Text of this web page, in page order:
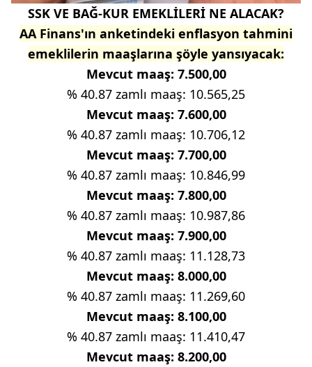
SSK VE BAĞ-KUR EMEKLİLERİ NE ALACAK?
AA Finans'ın anketindeki enflasyon tahmini
emeklilerin maaşlarına şöyle yansıyacak:
Mevcut maaş: 7.500,00
% 40.87 zamlı maaş: 10.565,25
Mevcut maaş: 7.600,00
% 40.87 zamlı maaş: 10.706,12
Mevcut maaş: 7.700,00
% 40.87 zamlı maaş: 10.846,99
Mevcut maaş: 7.800,00
% 40.87 zamlı maaş: 10.987,86
Mevcut maaş: 7.900,00
% 40.87 zamlı maaş: 11.128,73
Mevcut maaş: 8.000,00
% 40.87 zamlı maaş: 11.269,60
Mevcut maaş: 8.100,00
% 40.87 zamlı maaş: 11.410,47
Mevcut maaş: 8.200,00